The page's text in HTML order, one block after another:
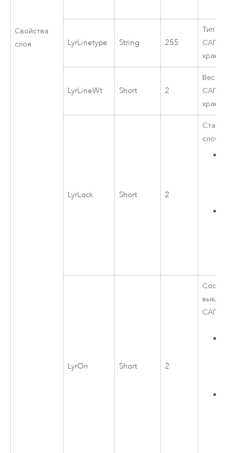
Свойства
слоя
LyrLinetype String 255
Тип
САПР,
LyrLineWt Short 2
Вес
САПР,
LyrLock Short 2
слоя
LyrOn Short 2
САПР.